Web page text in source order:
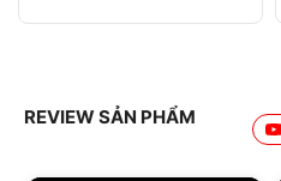
REVIEW SẢN PHẨM